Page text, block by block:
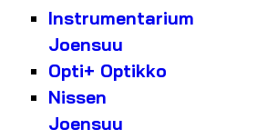
Instrumentarium
Joensuu
Opti+ Optikko
Nissen
Joensuu